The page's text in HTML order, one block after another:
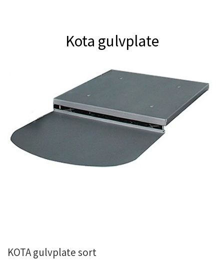
Kota gulvplate
KOTA gulvplate sort